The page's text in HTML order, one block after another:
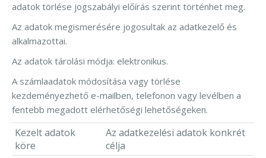
adatok törlése jogszabályi előírás szerint történhet meg.
Az adatok megismerésére jogosultak az adatkezelő és
alkalmazottai.
Az adatok tárolási módja: elektronikus.
A számlaadatok módosítása vagy törlése
kezdeményezhető e-mailben, telefonon vagy levélben a
fentebb megadott elérhetőségi lehetőségeken.
Kezelt adatok
köre
Az adatkezelési adatok konkrét
célja